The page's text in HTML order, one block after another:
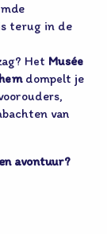
terug in de
Het Musée
dompelt je
van
avontuur?